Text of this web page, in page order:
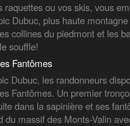
raquettes ou vos skis, vous
Dubuc, plus haute
collines du piedmont et les
souffle!
Fantômes
Dubuc, les randonneurs
Fantômes. Un premier
dans la sapinière et ses
du massif des Monts-Valin